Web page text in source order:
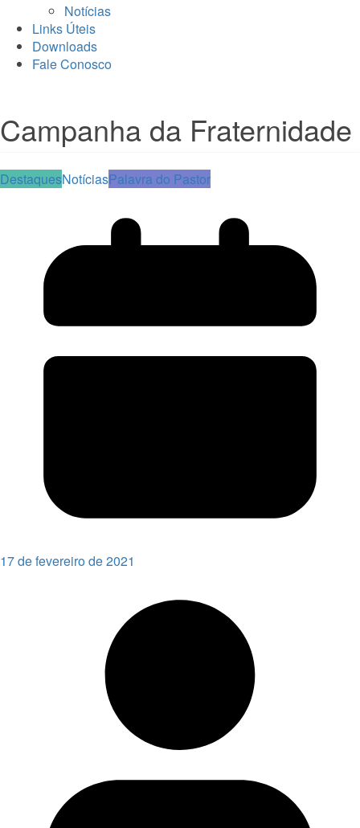
Notícias
Links Úteis
Downloads
Fale Conosco
Campanha da Fraternidade
DestaquesNotíciasPalavra do Pastor
17 de fevereiro de 2021